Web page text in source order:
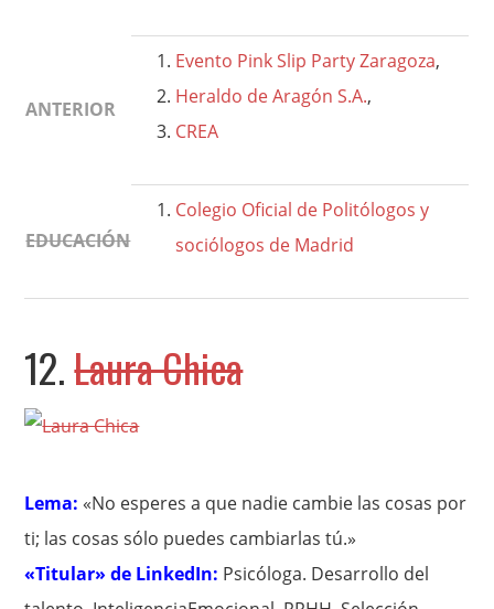
ANTERIOR
Evento Pink Slip Party Zaragoza,
Heraldo de Aragón S.A.,
CREA
EDUCACIÓN
Colegio Oficial de Politólogos y
sociólogos de Madrid
12.Laura Chica
Lema: «No esperes a que nadie cambie las cosas por
ti; las cosas sólo puedes cambiarlas tú.»
«Titular» de LinkedIn: Psicóloga. Desarrollo del